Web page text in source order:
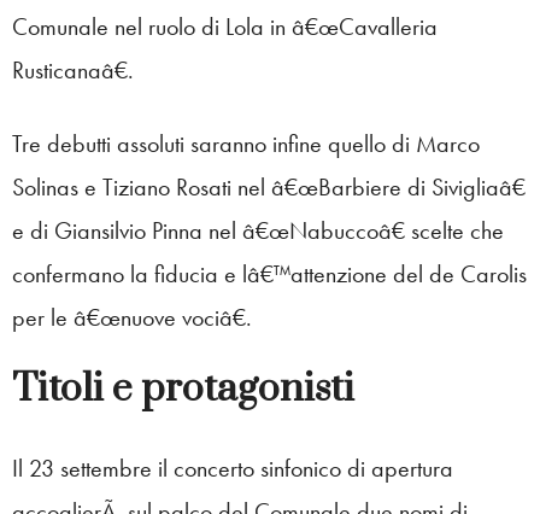
Comunale nel ruolo di Lola in â€œCavalleria
Rusticanaâ€.
Tre debutti assoluti saranno infine quello di Marco
Solinas e Tiziano Rosati nel â€œBarbiere di Sivigliaâ€
e di Giansilvio Pinna nel â€œNabuccoâ€ scelte che
confermano la fiducia e lâ€™attenzione del de Carolis
per le â€œnuove vociâ€.
Titoli e protagonisti
Il 23 settembre il concerto sinfonico di apertura